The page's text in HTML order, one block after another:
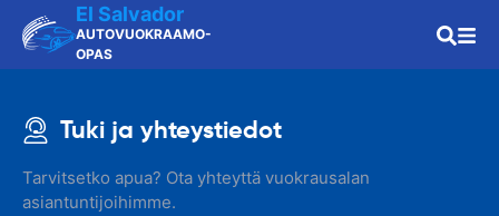
El Salvador
AUTOVUOKRAAMO-
OPAS
Tuki ja yhteystiedot
Tarvitsetko apua? Ota yhteyttä vuokrausalan
asiantuntijoihimme.